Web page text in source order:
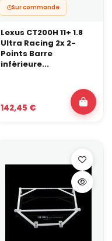
Sur commande
Lexus CT200H 11+ 1.8
Ultra Racing 2x 2-
Points Barre
inférieure...
142,45 €